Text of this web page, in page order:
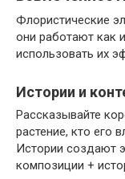
Флористические
они работают как
использовать их
Истории и
Рассказывайте
растение, кто его
Истории создают
композиции +